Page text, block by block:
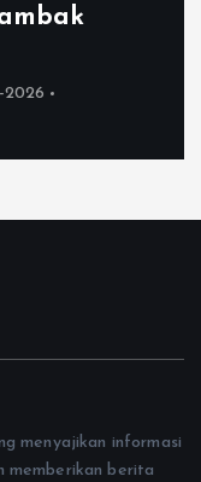
2026
menyajikan informasi
memberikan berita